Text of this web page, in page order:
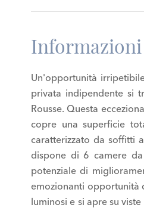
Un'opportunità
privata indipendente si
Rousse. Questa
copre una superficie
caratterizzato da soffitti
dispone di 6 camere
potenziale di
emozionanti opportunità
luminosi e si apre su